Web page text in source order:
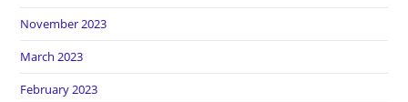
November 2023
March 2023
February 2023